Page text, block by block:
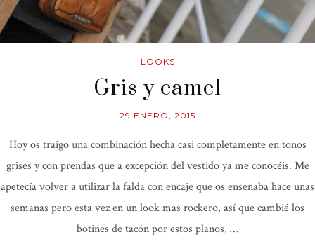
LOOKS
Gris y camel
29 ENERO, 2015
Hoy os traigo una combinación hecha casi completamente en tonos
grises y con prendas que a excepción del vestido ya me conocéis. Me
apetecía volver a utilizar la falda con encaje que os enseñaba hace unas
semanas pero esta vez en un look mas rockero, así que cambié los
botines de tacón por estos planos, …